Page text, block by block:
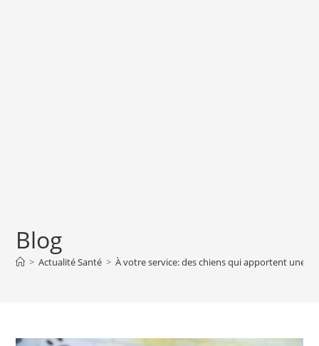
Blog
> Actualité Santé > À votre service: des chiens qui apportent une